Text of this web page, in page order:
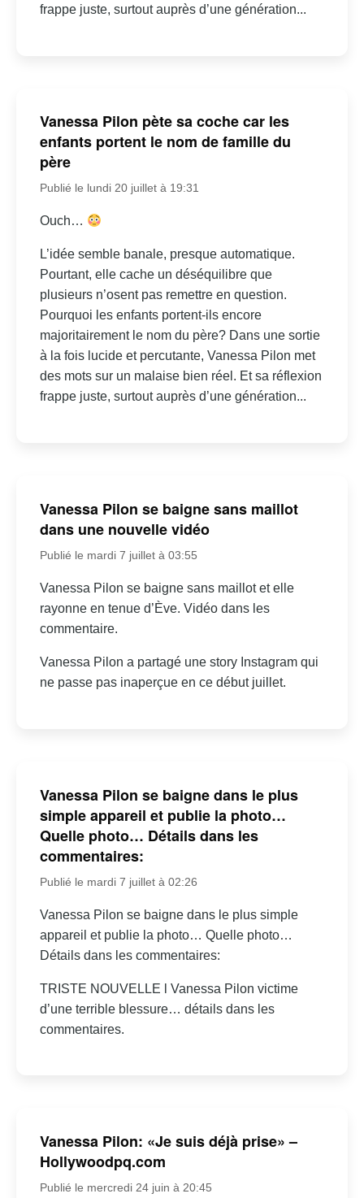
frappe juste, surtout auprès d’une génération...
Vanessa Pilon pète sa coche car les
enfants portent le nom de famille du
père
Publié le lundi 20 juillet à 19:31
Ouch…
L’idée semble banale, presque automatique.
Pourtant, elle cache un déséquilibre que
plusieurs n’osent pas remettre en question.
Pourquoi les enfants portent-ils encore
majoritairement le nom du père? Dans une sortie
à la fois lucide et percutante, Vanessa Pilon met
des mots sur un malaise bien réel. Et sa réflexion
frappe juste, surtout auprès d’une génération...
Vanessa Pilon se baigne sans maillot
dans une nouvelle vidéo
Publié le mardi 7 juillet à 03:55
Vanessa Pilon se baigne sans maillot et elle
rayonne en tenue d’Ève. Vidéo dans les
commentaire.
Vanessa Pilon a partagé une story Instagram qui
ne passe pas inaperçue en ce début juillet.
Vanessa Pilon se baigne dans le plus
simple appareil et publie la photo…
Quelle photo… Détails dans les
commentaires:
Publié le mardi 7 juillet à 02:26
Vanessa Pilon se baigne dans le plus simple
appareil et publie la photo… Quelle photo…
Détails dans les commentaires:
TRISTE NOUVELLE l Vanessa Pilon victime
d’une terrible blessure… détails dans les
commentaires.
Vanessa Pilon: «Je suis déjà prise» –
Hollywoodpq.com
Publié le mercredi 24 juin à 20:45